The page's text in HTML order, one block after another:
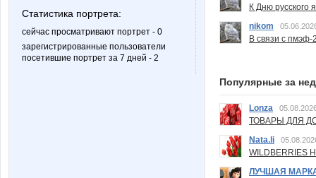
Статистика портрета:
сейчас просматривают портрет - 0
зарегистрированные пользователи
посетившие портрет за 7 дней - 2
К Дню русского
nikom
В связи с пмэф-
Популярные за
Lonza
ТОВАРЫ ДЛЯ
Nata.li
ЛУЧШАЯ